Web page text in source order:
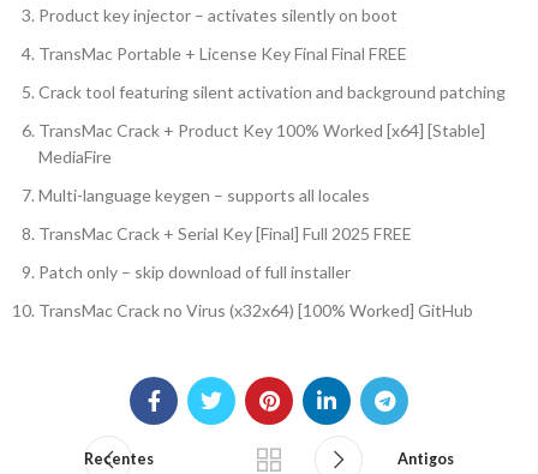
Product key injector – activates silently on boot
TransMac Portable + License Key Final Final FREE
Crack tool featuring silent activation and background patching
TransMac Crack + Product Key 100% Worked [x64] [Stable]
MediaFire
Multi-language keygen – supports all locales
TransMac Crack + Serial Key [Final] Full 2025 FREE
Patch only – skip download of full installer
TransMac Crack no Virus (x32x64) [100% Worked] GitHub
Recentes Antigos